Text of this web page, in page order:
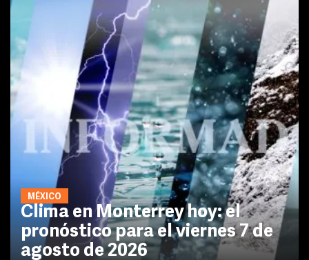
MÉXICO
Clima en Monterrey hoy: el
pronóstico para el viernes 7 de
agosto de 2026